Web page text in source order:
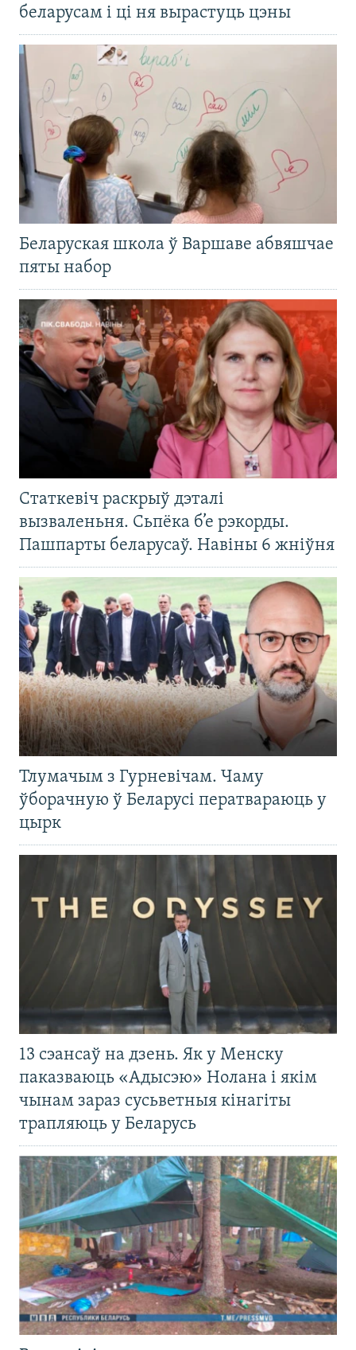
беларусам і ці ня вырастуць цэны
Беларуская школа ў Варшаве абвяшчае
пяты набор
Статкевіч раскрыў дэталі
вызваленьня. Сьпёка б’е рэкорды.
Пашпарты беларусаў. Навіны 6 жніўня
Тлумачым з Гурневічам. Чаму
ўборачную ў Беларусі ператвараюць у
цырк
13 сэансаў на дзень. Як у Менску
паказваюць «Адысэю» Нолана і якім
чынам зараз сусьветныя кінагіты
трапляюць у Беларусь